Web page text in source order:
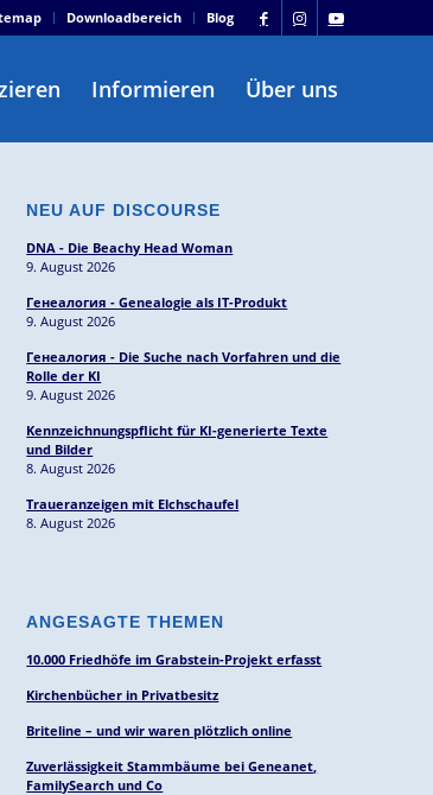
Downloadbereich Blog
Informieren Über uns
NEU AUF DISCOURSE
DNA - Die Beachy Head Woman
9. August 2026
Генеалогия - Genealogie als IT-Produkt
9. August 2026
Генеалогия - Die Suche nach Vorfahren und die
Rolle der KI
9. August 2026
Kennzeichnungspflicht für KI-generierte Texte
und Bilder
8. August 2026
Traueranzeigen mit Elchschaufel
8. August 2026
ANGESAGTE THEMEN
10.000 Friedhöfe im Grabstein-Projekt erfasst
Kirchenbücher in Privatbesitz
Briteline – und wir waren plötzlich online
Zuverlässigkeit Stammbäume bei Geneanet,
FamilySearch und Co